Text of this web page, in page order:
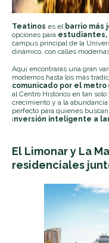
Teatinos es el barrio más
opciones para estudiantes,
campus principal de la
dinámico, con calles
Aquí encontrarás una gran
modernos hasta los más
comunicado por el metro
al Centro Histórico en tan
crecimiento y a la
perfecto para quienes
inversión inteligente a
El Limonar y La
residenciales